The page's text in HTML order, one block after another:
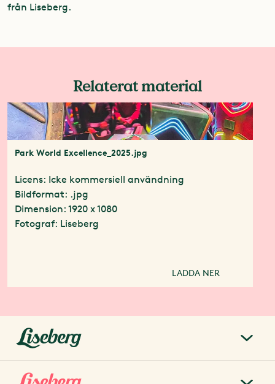
från Liseberg.
Relaterat material
Park World Excellence_2025.jpg
Licens: Icke kommersiell användning
Bildformat: .jpg
Dimension: 1920 x 1080
Fotograf: Liseberg
LADDA NER
liseberg.se